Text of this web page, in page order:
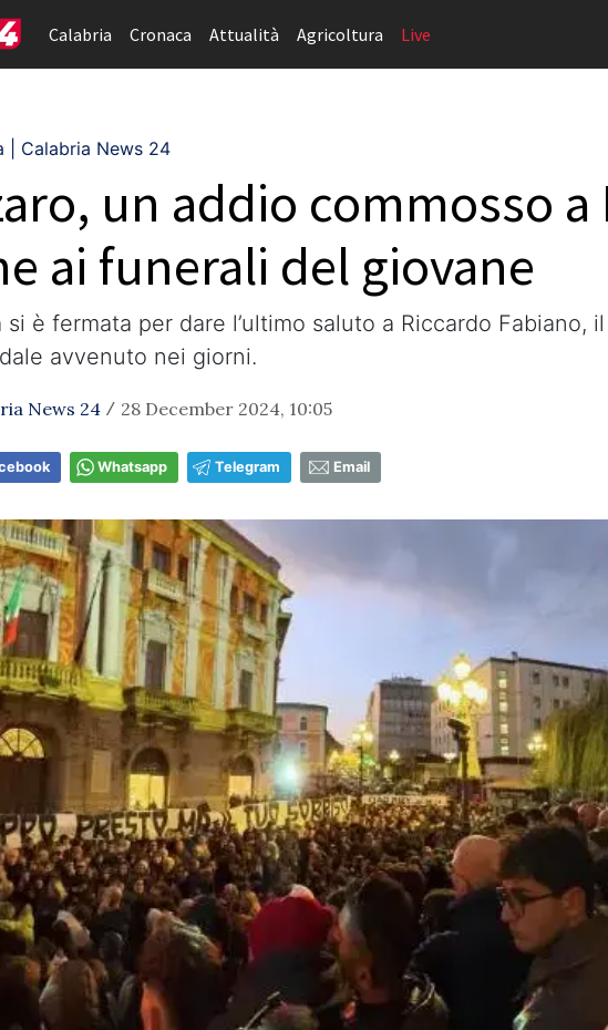
Calabria Cronaca Attualità Agricoltura Live
| Calabria News 24
un addio commosso
ai funerali del giovane
si è fermata per dare l’ultimo saluto a Riccardo
avvenuto nei giorni.
News 24 / 28 December 2024, 10:05
Whatsapp Telegram Email